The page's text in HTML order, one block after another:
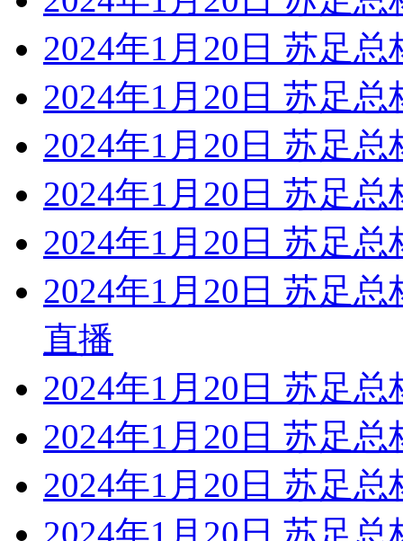
2024年1月20日 苏足
2024年1月20日 苏足
2024年1月20日 苏足
2024年1月20日 苏足
2024年1月20日 苏足
2024年1月20日 苏足
直播
2024年1月20日 苏足
2024年1月20日 苏足
2024年1月20日 苏足
2024年1月20日 苏足